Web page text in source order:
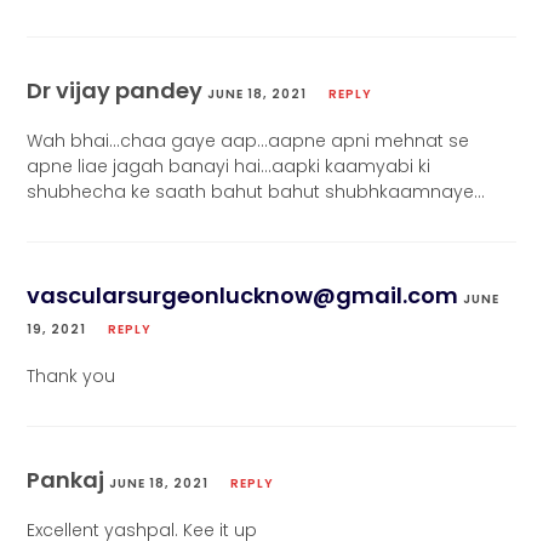
Dr vijay pandeyJUNE 18, 2021 REPLY
Wah bhai…chaa gaye aap…aapne apni mehnat se
apne liae jagah banayi hai…aapki kaamyabi ki
shubhecha ke saath bahut bahut shubhkaamnaye…
vascularsurgeonlucknow@gmail.com JUNE
19, 2021
REPLY
Thank you
PankajJUNE 18, 2021 REPLY
Excellent yashpal. Kee it up